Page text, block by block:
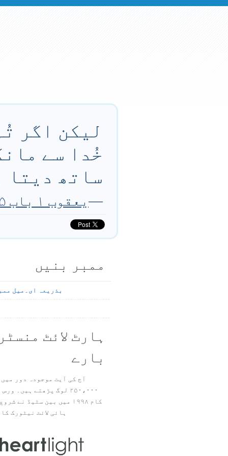
لیکن اگر
خُدا سے
ساتھ دیتا
—یعقوب ۱ باب ۵ آیت
ممبر بنیں
بذریعہ ای۔میل
ہارٹ لائٹ
بارے
آج کی آیت موجودہ دور
۲۵۰،۰۰۰ لوگ پڑھتے ہیں۔
ہائی لائٹ نیٹورک